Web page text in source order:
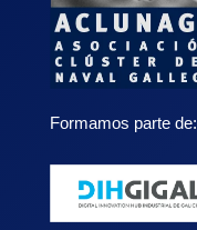
Formamos parte de: